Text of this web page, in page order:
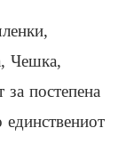
Чешка,
за постепена
единствениот